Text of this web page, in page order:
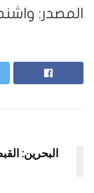
المصدر:
البحرين: